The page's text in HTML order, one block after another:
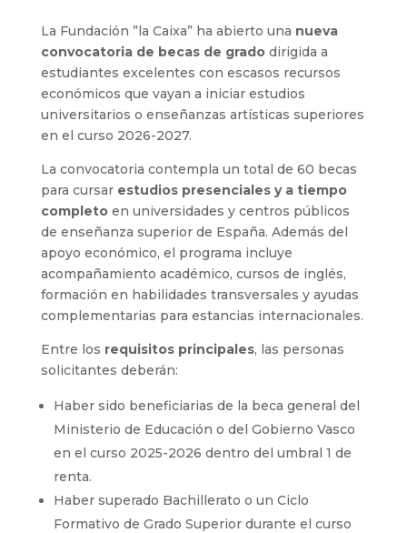
La Fundación ”la Caixa”ha abierto una nueva
convocatoria de becas de gradodirigida a
estudiantes excelentes con escasos recursos
económicos que vayan a iniciar estudios
universitarios o enseñanzas artísticas superiores
en el curso 2026-2027.
La convocatoria contempla un total de 60 becas
para cursarestudios presenciales y a tiempo
completoen universidades y centros públicos
de enseñanza superior de España. Además del
apoyo económico, el programa incluye
acompañamiento académico, cursos de inglés,
formación en habilidades transversales y ayudas
complementarias para estancias internacionales.
Entre los requisitos principales, las personas
solicitantes deberán:
Haber sido beneficiarias de la beca general del
Ministerio de Educación o del Gobierno Vasco
en el curso 2025-2026 dentro del umbral 1 de
renta.
Haber superado Bachillerato o un Ciclo
Formativo de Grado Superior durante el curso